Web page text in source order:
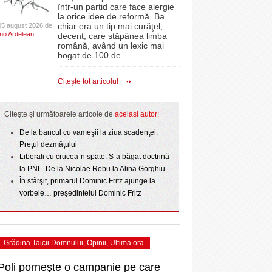
la
- acum 2 zile
cu o victorie
- 25 July 2026
Ziua Timișoarei – City Celebration. Programul
ultimei zile
- 3 August 2026
Sărbătoarea continuă! Zeci de mii de oameni
View all
proiectelor derulate de instituție din fonduri
europene/FOTO
ANAF oferă persoanelor fizice posibilitatea să
beneficieze de Declarația Unică 212
2025
CLIPURI VIDEO
JOCURI ONLINE
DIVERSE
FARMACII DIN
GRĂDINIŢE DIN TIMIŞ
PRIMĂRIILE DIN TIMIŞ
SFATUL MEDICULUI
SFATURI JURIDICE
august 2026 de
Ardelean
într-un partid care face alergie
la orice idee de reformă. Ba
chiar era un tip mai curăţel,
decent, care stăpânea limba
română, având un lexic mai
bogat de 100 de
Citeşte tot articolul
Citeşte şi următoarele articole de acelaşi autor:
De la bancul cu vameşii la ziua scadenţei.
Preţul dezmăţului
Liberali cu crucea-n spate. S-a băgat doctrină
la PNL. De la Nicolae Robu la Alina Gorghiu
În sfârşit, primarul Dominic Fritz ajunge la
vorbele… preşedintelui Dominic Fritz
Grădina Taicii Domnului, Opinii, Ultima ora
pornește o campanie pe care